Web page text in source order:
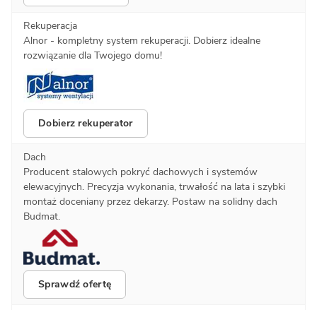
Rekuperacja
Alnor - kompletny system rekuperacji. Dobierz idealne
rozwiązanie dla Twojego domu!
Dobierz rekuperator
Dach
Producent stalowych pokryć dachowych i systemów
elewacyjnych. Precyzja wykonania, trwałość na lata i szybki
montaż doceniany przez dekarzy. Postaw na solidny dach
Budmat.
Sprawdź ofertę